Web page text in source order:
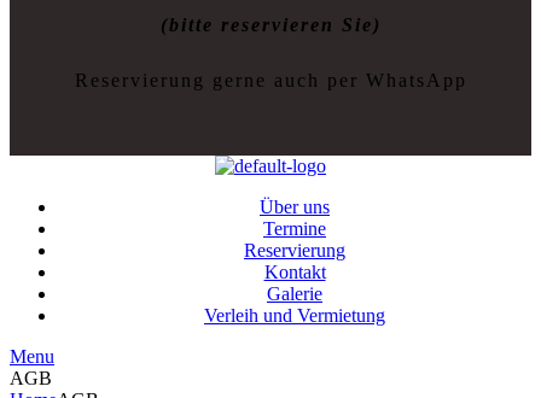
(bitte reservieren Sie)
Reservierung gerne auch per WhatsApp
Über uns
Termine
Reservierung
Kontakt
Galerie
Verleih und Vermietung
Menu
AGB